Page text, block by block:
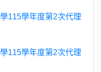
115學年度第2次代理
115學年度第2次代理